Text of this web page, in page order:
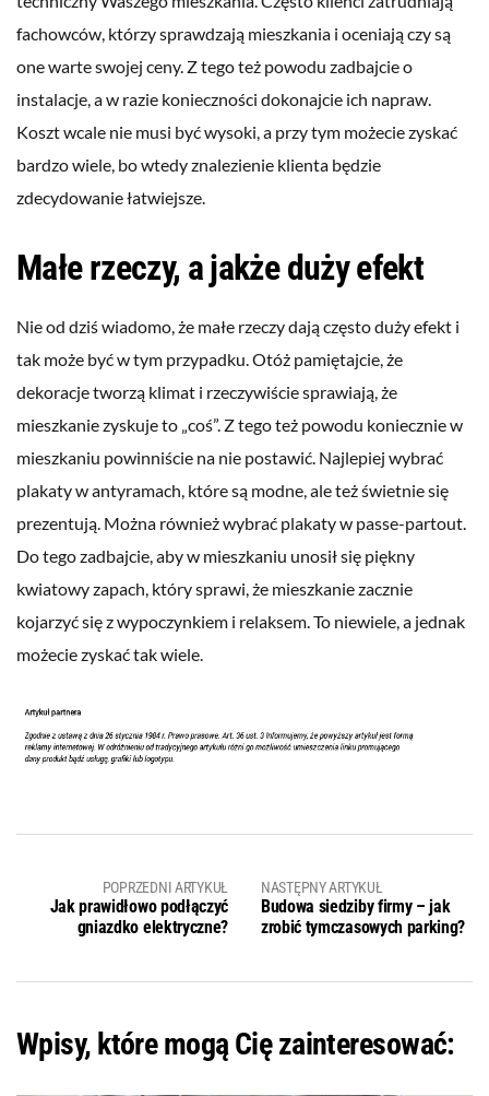
fachowców, którzy sprawdzają mieszkania i oceniają czy są
one warte swojej ceny. Z tego też powodu zadbajcie o
instalacje, a w razie konieczności dokonajcie ich napraw.
Koszt wcale nie musi być wysoki, a przy tym możecie zyskać
bardzo wiele, bo wtedy znalezienie klienta będzie
zdecydowanie łatwiejsze.
Małe rzeczy, a jakże duży efekt
Nie od dziś wiadomo, że małe rzeczy dają często duży efekt i
tak może być w tym przypadku. Otóż pamiętajcie, że
dekoracje tworzą klimat i rzeczywiście sprawiają, że
mieszkanie zyskuje to „coś”. Z tego też powodu koniecznie w
mieszkaniu powinniście na nie postawić. Najlepiej wybrać
plakaty w antyramach, które są modne, ale też świetnie się
prezentują. Można również wybrać plakaty w passe-partout.
Do tego zadbajcie, aby w mieszkaniu unosił się piękny
kwiatowy zapach, który sprawi, że mieszkanie zacznie
kojarzyć się z wypoczynkiem i relaksem. To niewiele, a jednak
możecie zyskać tak wiele.
POPRZEDNI ARTYKUŁ
Jak prawidłowo podłączyć
gniazdko elektryczne?
NASTĘPNY ARTYKUŁ
Budowa siedziby firmy – jak
zrobić tymczasowych parking?
Wpisy, które mogą Cię zainteresować: